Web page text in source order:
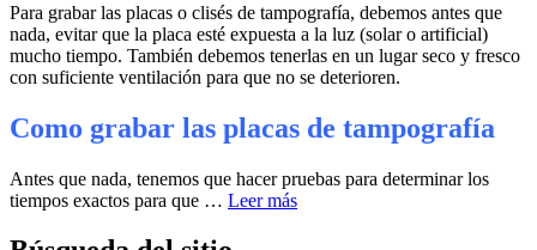
Para grabar las placas o clisés de tampografía, debemos antes que
nada, evitar que la placa esté expuesta a la luz (solar o artificial)
mucho tiempo. También debemos tenerlas en un lugar seco y fresco
con suficiente ventilación para que no se deterioren.
Como grabar las placas de tampografía
Antes que nada, tenemos que hacer pruebas para determinar los
tiempos exactos para que … Leer más